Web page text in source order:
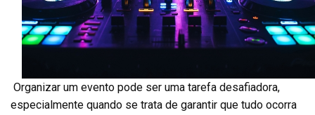
Organizar um evento pode ser uma tarefa desafiadora,
especialmente quando se trata de garantir que tudo ocorra